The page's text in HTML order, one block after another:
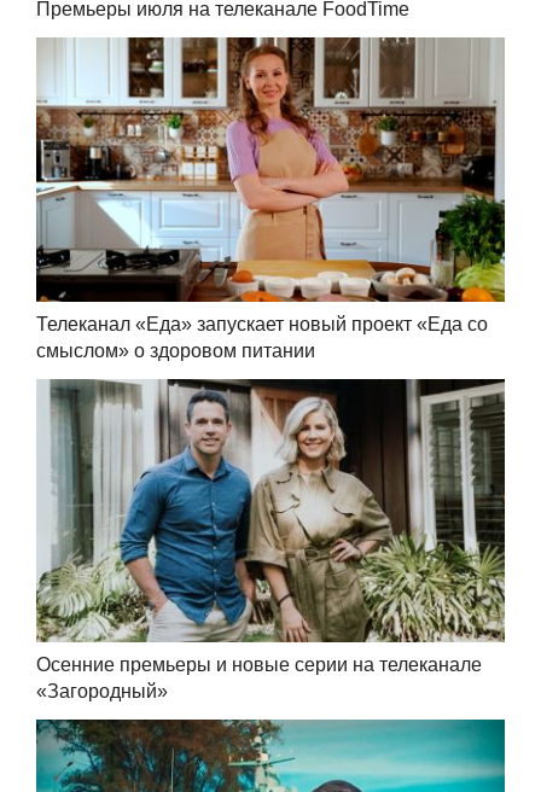
Премьеры июля на телеканале FoodTime
Телеканал «Еда» запускает новый проект «Еда со
смыслом» о здоровом питании
Осенние премьеры и новые серии на телеканале
«Загородный»